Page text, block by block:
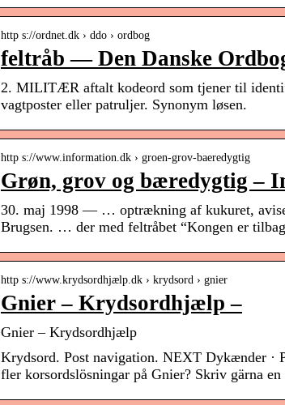
http s://ordnet.dk › ddo › ordbog
feltråb — Den Danske
2. MILITÆR aftalt kodeord som tjener til
vagtposter eller patruljer. Synonym løsen.
http s://www.information.dk › groen-grov-baeredygtig
Grøn, grov og bæredygtig –
30. maj 1998 — … optrækning af kukuret,
Brugsen. … der med feltråbet “Kongen er
http s://www.krydsordhjælp.dk › krydsord › gnier
Gnier – Krydsordhjælp –
Gnier – Krydsordhjælp
Krydsord. Post navigation. NEXT Dykænder ·
fler korsordslösningar på Gnier? Skriv gärna en